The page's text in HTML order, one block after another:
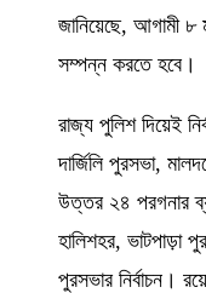
জানিয়েছে, আগামী ৮
সম্পন্ন করতে হবে।
রাজ্য পুলিশ দিয়েই
দার্জিলি পুরসভা,
উত্তর ২৪ পরগনার
হালিশহর, ভাটপাড়া
পুরসভার নির্বাচন।